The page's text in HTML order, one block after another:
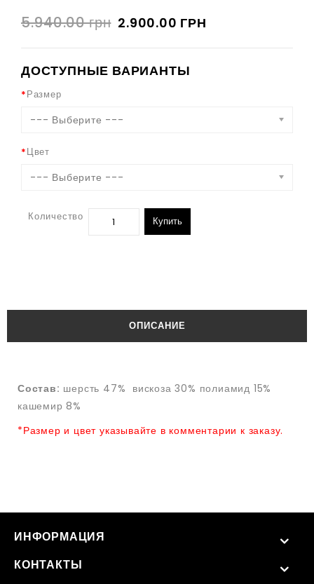
5.940.00 грн 2.900.00 ГРН
ДОСТУПНЫЕ ВАРИАНТЫ
Размер
--- Выберите ---
Цвет
--- Выберите ---
Количество Купить
ОПИСАНИЕ
Состав: шерсть 47% вискоза 30% полиамид 15%
кашемир 8%
*Размер и цвет указывайте в комментарии к заказу.
ИНФОРМАЦИЯ
КОНТАКТЫ